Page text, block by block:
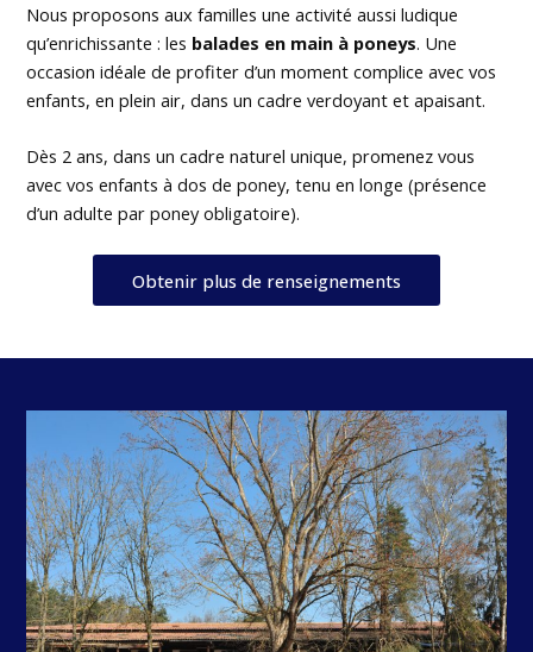
Nous proposons aux familles une activité aussi ludique
qu’enrichissante : les balades en main à poneys. Une
occasion idéale de profiter d’un moment complice avec vos
enfants, en plein air, dans un cadre verdoyant et apaisant.
Dès 2 ans, dans un cadre naturel unique, promenez vous
avec vos enfants à dos de poney, tenu en longe (présence
d’un adulte par poney obligatoire).
Obtenir plus de renseignements